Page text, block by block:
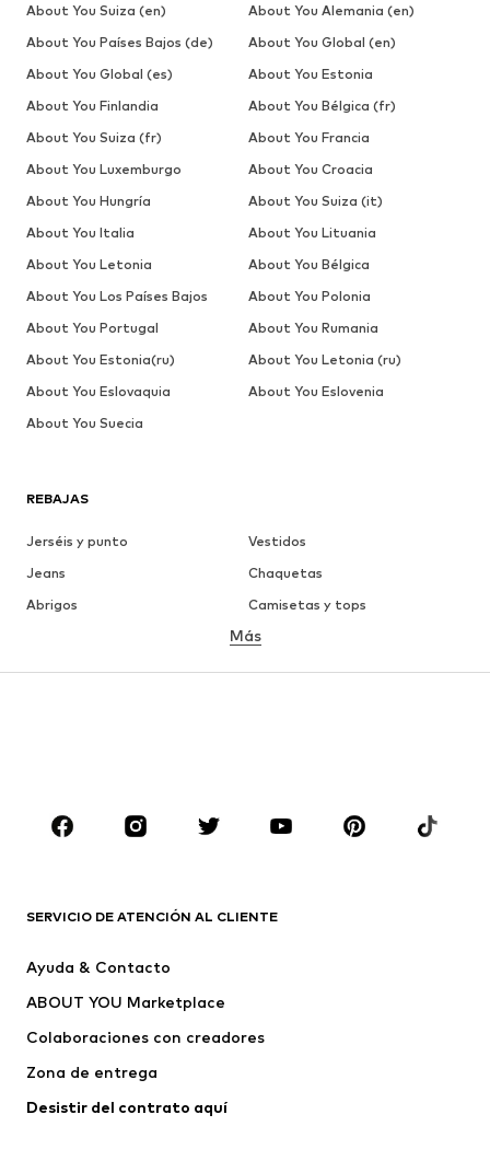
REBAJAS
Jerséis y punto
Vestidos
Jeans
Chaquetas
Abrigos
Camisetas y tops
Ropa interior
Zapatos
Deporte
Vestidos
Camisetas y tops
Chaquetas
Jerséis y punto
Ropa interior
Abrigos
Más
SERVICIO DE ATENCIÓN AL CLIENTE
Ayuda & Contacto
ABOUT YOU Marketplace
Colaboraciones con creadores
Zona de entrega
Desistir del contrato aquí
About You Suiza (en)
About You Alemania (en)
About You Países Bajos (de)
About You Global (en)
About You Global (es)
About You Estonia
About You Finlandia
About You Bélgica (fr)
About You Suiza (fr)
About You Francia
About You Luxemburgo
About You Croacia
About You Hungría
About You Suiza (it)
About You Italia
About You Lituania
About You Letonia
About You Bélgica
About You Los Países Bajos
About You Polonia
About You Portugal
About You Rumania
About You Estonia(ru)
About You Letonia (ru)
About You Eslovaquia
About You Eslovenia
About You Suecia